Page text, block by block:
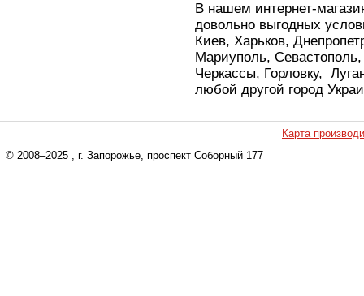
В нашем интернет-
довольно выгодных
Киев, Харьков,
Мариуполь,
Черкассы, Горловку,
любой другой город
Карта
© 2008–2025 , г. Запорожье, проспект Соборный 177